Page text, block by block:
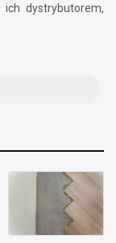
dystrybutorem,